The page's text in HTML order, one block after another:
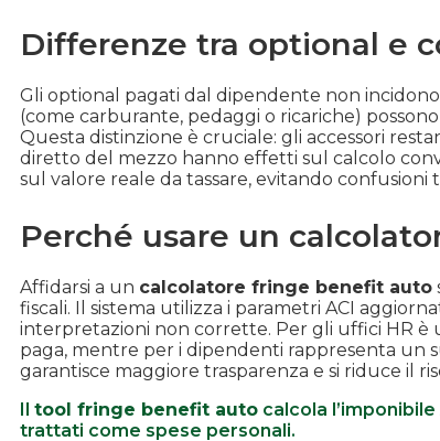
Differenze tra optional e
Gli optional pagati dal dipendente non incidono
(come carburante, pedaggi o ricariche)
Questa distinzione è cruciale: gli accessori
diretto del mezzo hanno effetti sul calcolo
sul valore reale da tassare, evitando confusioni
Perché usare un
Affidarsi a un calcolatore fringe benefit auto
fiscali. Il sistema utilizza i parametri ACI
interpretazioni non corrette. Per gli uffici HR
paga, mentre per i dipendenti rappresenta un
garantisce maggiore trasparenza e si riduce il
tool fringe benefit auto calcola
trattati come spese personali.